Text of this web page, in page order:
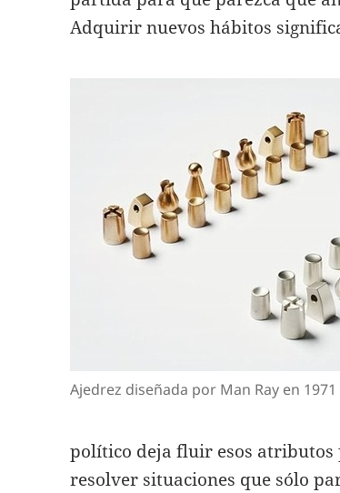
Adquirir nuevos hábitos
Ajedrez diseñada por Man Ray en 1971
político deja fluir esos
resolver situaciones que sólo